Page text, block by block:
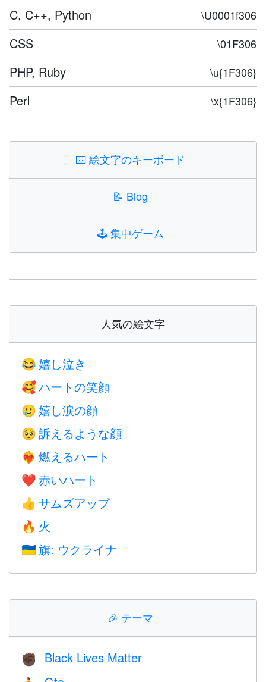
C, C++, Python \U0001f306
CSS \01F306
PHP, Ruby \u{1F306}
Perl \x{1F306}
⌨️絵文字のキーボード
📝 Blog
🕹️集中ゲーム
人気の絵文字
😂 嬉し泣き
🥰 ハートの笑顔
🥲 嬉し涙の顔
🥺 訴えるような顔
❤️‍🔥 燃えるハート
❤️ 赤いハート
👍 サムズアップ
🔥 火
🇺🇦 旗: ウクライナ
🎉 テーマ
✊🏿 Black Lives Matter